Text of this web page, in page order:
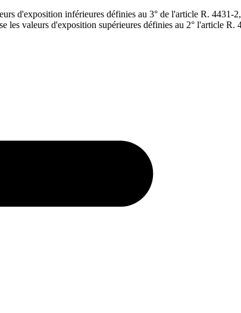
d'exposition inférieures définies au 3° de l'article R.
les valeurs d'exposition supérieures définies au 2° l'article